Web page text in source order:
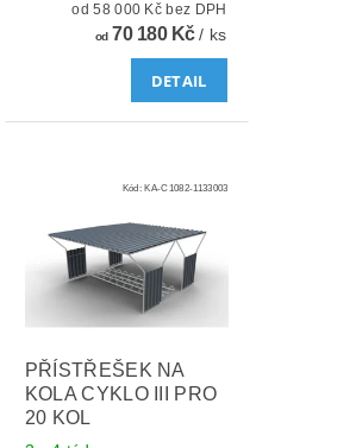
od 58 000 Kč bez DPH
od70 180 Kč/ ks
DETAIL
Kód:KA-C1082-1133003
PŘÍSTŘEŠEK NA
KOLA CYKLO III PRO
20 KOL